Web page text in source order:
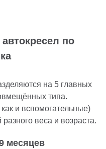
по
на 5 главных
типа.
и вспомогательные)
веса и возраста.
месяцев